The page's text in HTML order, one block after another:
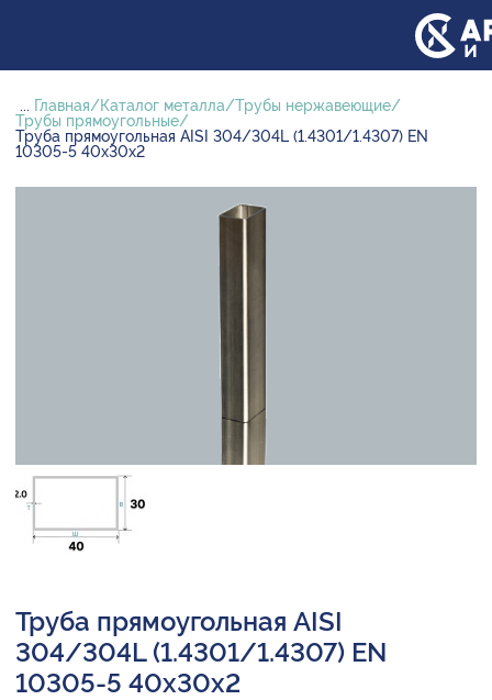
... Главная Каталог металла
Трубы нержавеющие
Трубы прямоугольные
Труба прямоугольная AISI 304/304L (1.4301/1.4307) EN
10305-5 40х30х2
Труба прямоугольная AISI
304/304L (1.4301/1.4307) EN
10305-5 40х30х2